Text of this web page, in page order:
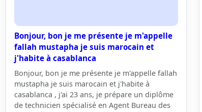
Bonjour, bon je me présente je m'appelle
fallah mustapha je suis marocain et
j'habite à casablanca
Bonjour, bon je me présente je m'appelle fallah
mustapha je suis marocain et j'habite à
casablanca , j'ai 23 ans, je prépare un diplôme
de technicien spécialisé en Agent Bureau des